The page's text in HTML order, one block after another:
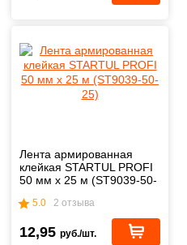
Лента армированная
клейкая STARTUL PROFI
50 мм х 25 м (ST9039-50-
5.0 2 отзыва
12,95 руб./шт.